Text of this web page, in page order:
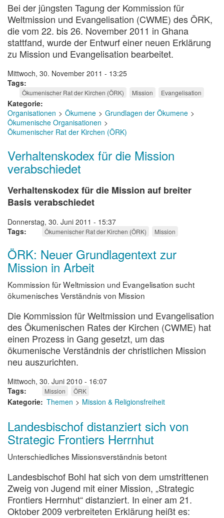
Bei der jüngsten Tagung der Kommission für
Weltmission und Evangelisation (CWME) des ÖRK,
die vom 22. bis 26. November 2011 in Ghana
stattfand, wurde der Entwurf einer neuen Erklärung
zu Mission und Evangelisation bearbeitet.
Mittwoch, 30. November 2011 - 13:25
Tags
Ökumenischer Rat der Kirchen (ÖRK) Mission Evangelisation
Kategorie
Organisationen
Ökumene
Grundlagen der Ökumene
Ökumenische Organisationen
Ökumenischer Rat der Kirchen (ÖRK)
Verhaltenskodex für die Mission
verabschiedet
Verhaltenskodex für die Mission auf breiter
Basis verabschiedet
Donnerstag, 30. Juni 2011 - 15:37
Tags
Ökumenischer Rat der Kirchen (ÖRK) Mission
ÖRK: Neuer Grundlagentext zur
Mission in Arbeit
Kommission für Weltmission und Evangelisation sucht
ökumenisches Verständnis von Mission
Die Kommission für Weltmission und Evangelisation
des Ökumenischen Rates der Kirchen (CWME) hat
einen Prozess in Gang gesetzt, um das
ökumenische Verständnis der christlichen Mission
neu auszurichten.
Mittwoch, 30. Juni 2010 - 16:07
Tags
Mission ÖRK
Kategorie Themen Mission & Religionsfreiheit
Landesbischof distanziert sich von
Strategic Frontiers Herrnhut
Unterschiedliches Missionsverständnis betont
Landesbischof Bohl hat sich von dem umstrittenen
Zweig von Jugend mit einer Mission, „Strategic
Frontiers Herrnhut“ distanziert. In einer am 21.
Oktober 2009 verbreiteten Erklärung heißt es: